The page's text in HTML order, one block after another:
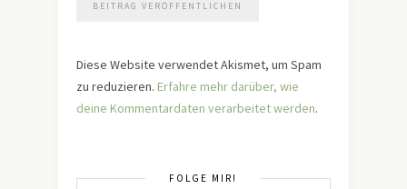
Diese Website verwendet Akismet, um Spam
zu reduzieren. Erfahre mehr darüber, wie
deine Kommentardaten verarbeitet werden.
FOLGE MIR!